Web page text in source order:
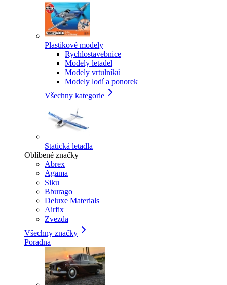
Plastikové modely
Rychlostavebnice
Modely letadel
Modely vrtulníků
Modely lodí a ponorek
Všechny kategorie
Statická letadla
Oblíbené značky
Abrex
Agama
Siku
Bburago
Deluxe Materials
Airfix
Zvezda
Všechny značky
Poradna